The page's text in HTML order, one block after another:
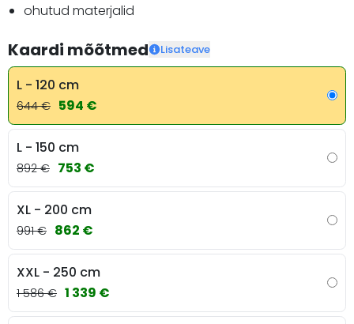
ohutud materjalid
Kaardi mõõtmed Lisateave
L - 120 cm
644 € 594 €
L - 150 cm
892 € 753 €
XL - 200 cm
991 € 862 €
XXL - 250 cm
1 586 € 1 339 €